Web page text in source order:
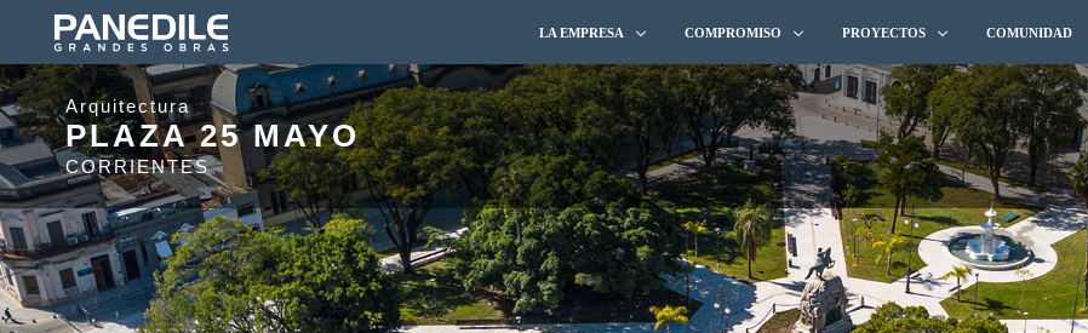
LA EMPRESA
QUIÉNES SOMOS
TRAYECTORIA
BROCHURE 2025
INTEGRIDAD
EQUIDAD
EQUIPOS Y LOGÍSTICA
COMPROMISO
CALIDAD
MEDIO AMBIENTE
SEGURIDAD & SALUD
PROYECTOS
HIDROELÉCTRICOS E HIDRÁULICOS
SANEAMIENTO Y AGUA POTABLE
FERROVIARIAS
ARQUITECTURA
MINERÍA Y OIL & GAS
VIALES
COMUNIDAD
Arquitectura
PLAZA 25 MAYO
CORRIENTES